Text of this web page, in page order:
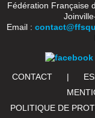
Fédération Française
Email :
CONTACT |
POLITIQUE DE